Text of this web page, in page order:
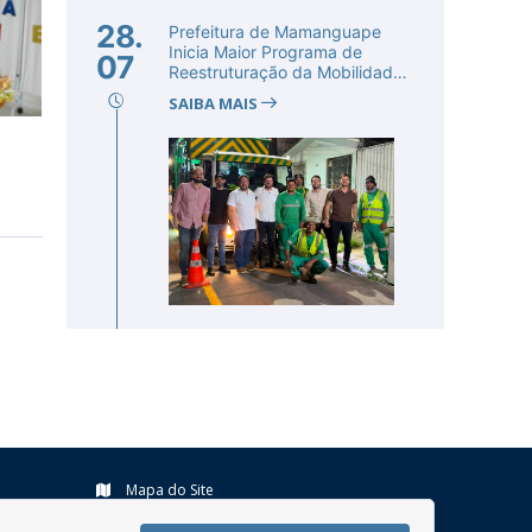
28.
07
Prefeitura de Mamanguape
Inicia Maior Programa de
Reestruturação da Mobilidade
SAIBA MAIS
Mapa do Site
Perguntas frequentes